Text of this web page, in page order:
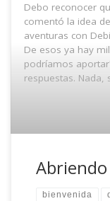
Debo reconocer
comentó la idea
aventuras con
De esos ya hay
podríamos
respuestas.
bienvenida